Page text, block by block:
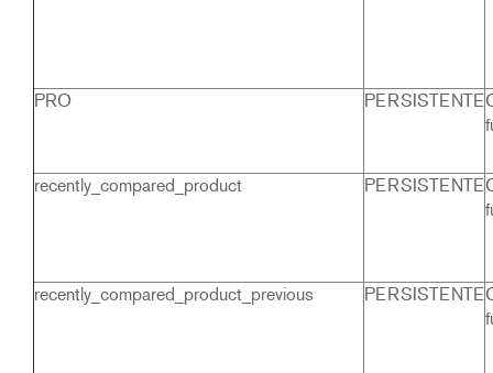
PRO PERSISTENTE
recently_compared_product PERSISTENTE
recently_compared_product_previous PERSISTENTE